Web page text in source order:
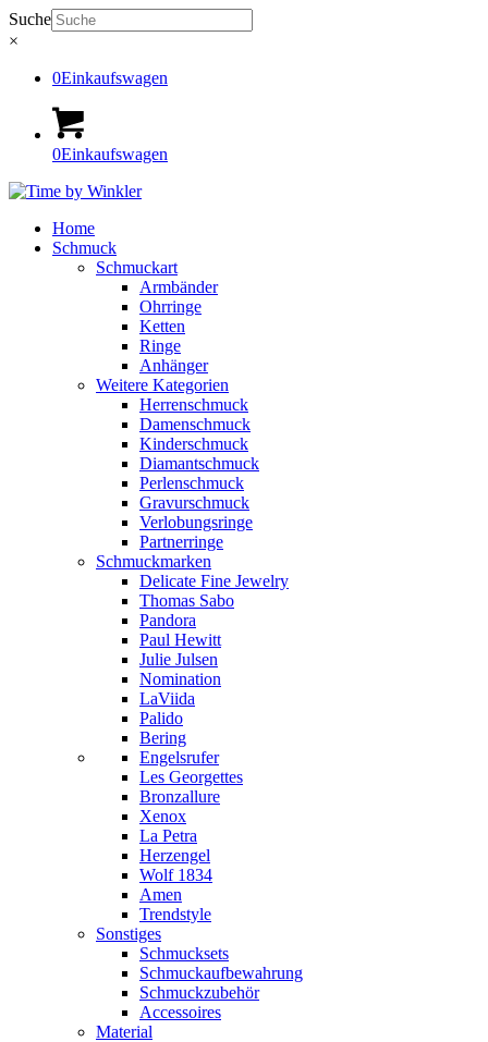
Suche
×
0Einkaufswagen
0Einkaufswagen
Home
Schmuck
Schmuckart
Armbänder
Ohrringe
Ketten
Ringe
Anhänger
Weitere Kategorien
Herrenschmuck
Damenschmuck
Kinderschmuck
Diamantschmuck
Perlenschmuck
Gravurschmuck
Verlobungsringe
Partnerringe
Schmuckmarken
Delicate Fine Jewelry
Thomas Sabo
Pandora
Paul Hewitt
Julie Julsen
Nomination
LaViida
Palido
Bering
Engelsrufer
Les Georgettes
Bronzallure
Xenox
La Petra
Herzengel
Wolf 1834
Amen
Trendstyle
Sonstiges
Schmucksets
Schmuckaufbewahrung
Schmuckzubehör
Accessoires
Material